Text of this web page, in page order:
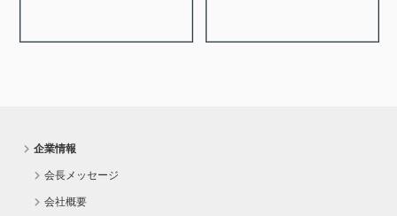
企業情報
会長メッセージ
会社概要